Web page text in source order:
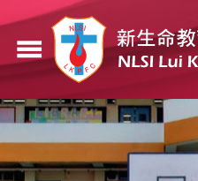
主
內
容
menu